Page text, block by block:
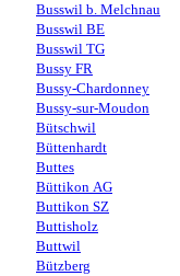
Busswil b. Melchnau
Busswil BE
Busswil TG
Bussy FR
Bussy-Chardonney
Bussy-sur-Moudon
Bütschwil
Büttenhardt
Buttes
Büttikon AG
Buttikon SZ
Buttisholz
Buttwil
Bützberg